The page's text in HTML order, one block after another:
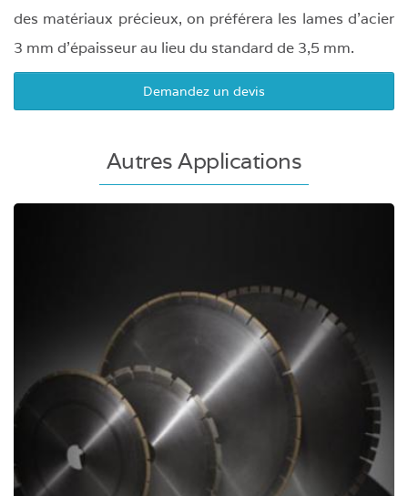
des matériaux précieux, on préférera les lames d'acier
3 mm d'épaisseur au lieu du standard de 3,5 mm.
Demandez un devis
Autres Applications
Disques diamantés